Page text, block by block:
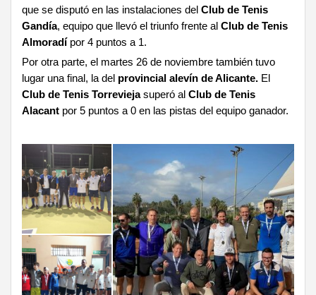
que se disputó en las instalaciones del Club de Tenis
Gandía, equipo que llevó el triunfo frente al Club de Tenis
Almoradí por 4 puntos a 1.
Por otra parte, el martes 26 de noviembre también tuvo
lugar una final, la del provincial alevín de Alicante. El
Club de Tenis Torreviejasuperó al Club de Tenis
Alacant por 5 puntos a 0 en las pistas del equipo ganador.